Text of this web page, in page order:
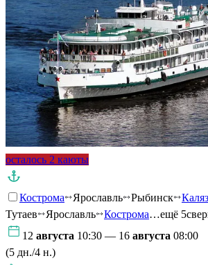
осталось 2 каюты
Кострома Ярославль Рыбинск
Тутаев
Ярославль Кострома…ещё 5
12 августа 10:30 — 16 августа 08:00
(5 дн./4 н.)